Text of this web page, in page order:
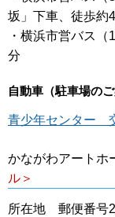
坂」下車、徒歩約
・横浜市営バス
分
自動車（駐車場のご
青少年センター
かながわアート
ル＞
所在地 郵便番号